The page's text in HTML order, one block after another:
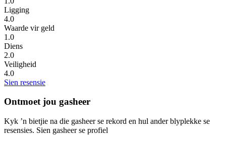
Ligging
4.0
Waarde vir geld
1.0
Diens
2.0
Veiligheid
4.0
Sien resensie
Ontmoet jou gasheer
Kyk ’n bietjie na die gasheer se rekord en hul ander blyplekke se
resensies. Sien gasheer se profiel